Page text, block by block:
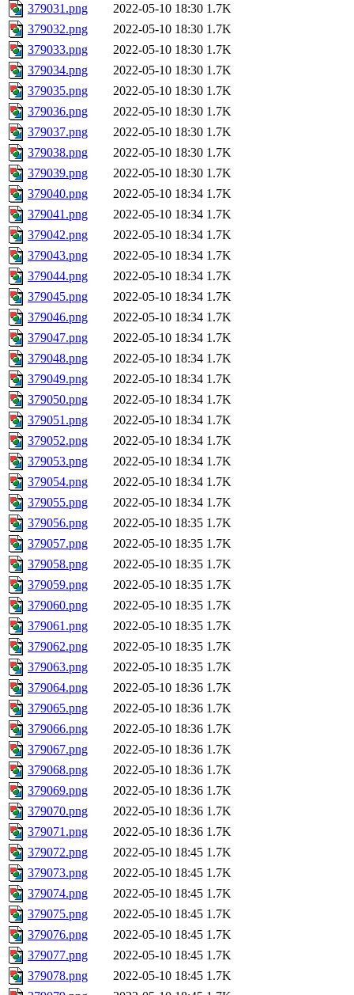
379031.png
2022-05-10 18:30 1.7K
379032.png
2022-05-10 18:30 1.7K
379033.png
2022-05-10 18:30 1.7K
379034.png
2022-05-10 18:30 1.7K
379035.png
2022-05-10 18:30 1.7K
379036.png
2022-05-10 18:30 1.7K
379037.png
2022-05-10 18:30 1.7K
379038.png
2022-05-10 18:30 1.7K
379039.png
2022-05-10 18:30 1.7K
379040.png
2022-05-10 18:34 1.7K
379041.png
2022-05-10 18:34 1.7K
379042.png
2022-05-10 18:34 1.7K
379043.png
2022-05-10 18:34 1.7K
379044.png
2022-05-10 18:34 1.7K
379045.png
2022-05-10 18:34 1.7K
379046.png
2022-05-10 18:34 1.7K
379047.png
2022-05-10 18:34 1.7K
379048.png
2022-05-10 18:34 1.7K
379049.png
2022-05-10 18:34 1.7K
379050.png
2022-05-10 18:34 1.7K
379051.png
2022-05-10 18:34 1.7K
379052.png
2022-05-10 18:34 1.7K
379053.png
2022-05-10 18:34 1.7K
379054.png
2022-05-10 18:34 1.7K
379055.png
2022-05-10 18:34 1.7K
379056.png
2022-05-10 18:35 1.7K
379057.png
2022-05-10 18:35 1.7K
379058.png
2022-05-10 18:35 1.7K
379059.png
2022-05-10 18:35 1.7K
379060.png
2022-05-10 18:35 1.7K
379061.png
2022-05-10 18:35 1.7K
379062.png
2022-05-10 18:35 1.7K
379063.png
2022-05-10 18:35 1.7K
379064.png
2022-05-10 18:36 1.7K
379065.png
2022-05-10 18:36 1.7K
379066.png
2022-05-10 18:36 1.7K
379067.png
2022-05-10 18:36 1.7K
379068.png
2022-05-10 18:36 1.7K
379069.png
2022-05-10 18:36 1.7K
379070.png
2022-05-10 18:36 1.7K
379071.png
2022-05-10 18:36 1.7K
379072.png
2022-05-10 18:45 1.7K
379073.png
2022-05-10 18:45 1.7K
379074.png
2022-05-10 18:45 1.7K
379075.png
2022-05-10 18:45 1.7K
379076.png
2022-05-10 18:45 1.7K
379077.png
2022-05-10 18:45 1.7K
379078.png
2022-05-10 18:45 1.7K